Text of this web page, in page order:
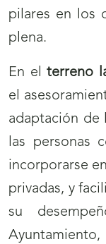
pilares en los
plena.
En el terreno
el
adaptación de
las personas
incorporarse
privadas, y
su